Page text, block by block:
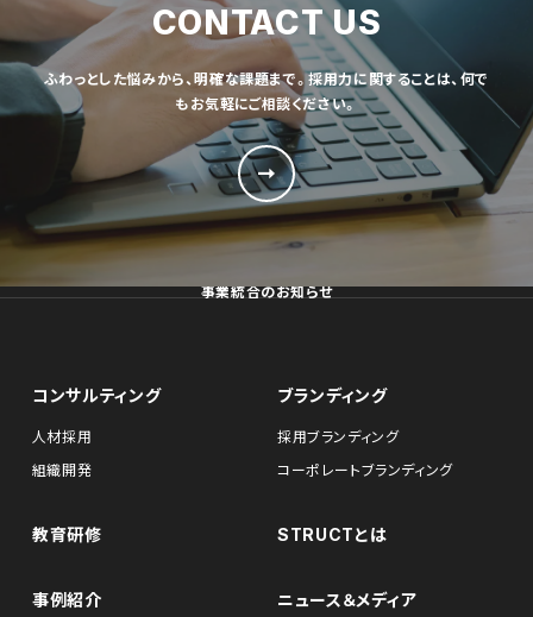
CONTACT US
ふわっとした悩みから、明確な課題まで。採用力に関することは、何で
もお気軽にご相談ください。
事業統合のお知らせ
コンサルティング
人材採用
組織開発
ブランディング
採用ブランディング
コーポレートブランディング
教育研修 STRUCTとは
事例紹介 ニュース＆メディア